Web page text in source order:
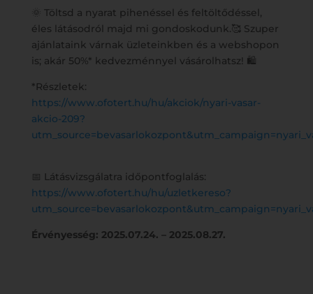
🌞 Töltsd a nyarat pihenéssel és feltöltődéssel,
éles látásodról majd mi gondoskodunk.🥰 Szuper
ajánlataink várnak üzleteinkben és a webshopon
is; akár 50%* kedvezménnyel vásárolhatsz! 🛍️
*Részletek:
https://www.ofotert.hu/hu/akciok/nyari-vasar-
akcio-209?
📅 Látásvizsgálatra időpontfoglalás:
https://www.ofotert.hu/hu/uzletkereso?
Érvényesség: 2025.07.24. – 2025.08.27.